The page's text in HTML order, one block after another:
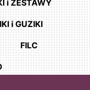
i ZESTAWY
i GUZIKI
FILC